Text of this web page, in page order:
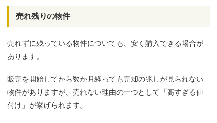
売れ残りの物件
売れずに残っている物件についても、安く購入できる場合が
あります。
販売を開始してから数か月経っても売却の兆しが見られない
物件がありますが、売れない理由の一つとして「高すぎる値
付け」が挙げられます。